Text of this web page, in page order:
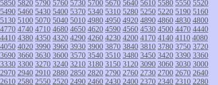
5850 5820 5790 5760 5730 5700 5670 5640 5610 5580 5550 5520
5490 5460 5430 5400 5370 5340 5310 5280 5250 5220 5190 5160
5130 5100 5070 5040 5010 4980 4950 4920 4890 4860 4830 4800
4770 4740 4710 4680 4650 4620 4590 4560 4530 4500 4470 4440
4410 4380 4350 4320 4290 4260 4230 4200 4170 4140 4110 4080
4050 4020 3990 3960 3930 3900 3870 3840 3810 3780 3750 3720
3690 3660 3630 3600 3570 3540 3510 3480 3450 3420 3390 3360
3330 3300 3270 3240 3210 3180 3150 3120 3090 3060 3030 3000
2970 2940 2910 2880 2850 2820 2790 2760 2730 2700 2670 2640
2610 2580 2550 2520 2490 2460 2430 2400 2370 2340 2310 2280